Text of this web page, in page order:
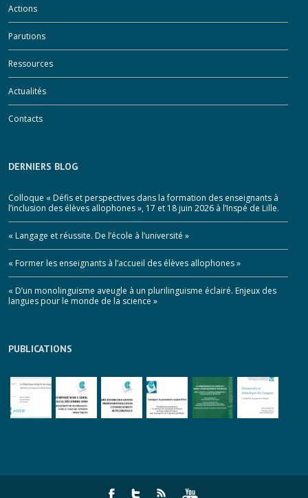
Actions
Parutions
Ressources
Actualités
Contacts
DERNIERS BLOG
Colloque « Défis et perspectives dans la formation des enseignants à
l’inclusion des élèves allophones », 17 et 18 juin 2026 à l’Inspé de Lille.
« Langage et réussite. De l’école à l’université »
« Former les enseignants à l’accueil des élèves allophones »
« D’un monolinguisme aveugle à un plurilinguisme éclairé. Enjeux des
langues pour le monde de la science »
PUBLICATIONS